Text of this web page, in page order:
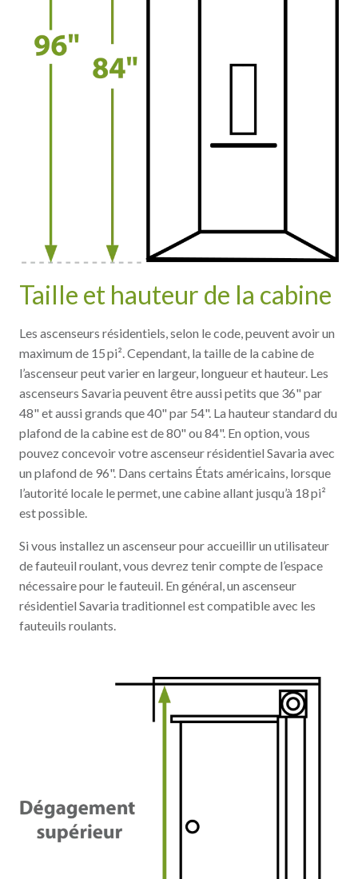
Taille et hauteur de la cabine
Les ascenseurs résidentiels, selon le code, peuvent avoir un
maximum de 15 pi². Cependant, la taille de la cabine de
l’ascenseur peut varier en largeur, longueur et hauteur. Les
ascenseurs Savaria peuvent être aussi petits que 36" par
48" et aussi grands que 40" par 54". La hauteur standard du
plafond de la cabine est de 80" ou 84". En option, vous
pouvez concevoir votre ascenseur résidentiel Savaria avec
un plafond de 96". Dans certains États américains, lorsque
l’autorité locale le permet, une cabine allant jusqu’à 18 pi²
est possible.
Si vous installez un ascenseur pour accueillir un utilisateur
de fauteuil roulant, vous devrez tenir compte de l’espace
nécessaire pour le fauteuil. En général, un ascenseur
résidentiel Savaria traditionnel est compatible avec les
fauteuils roulants.